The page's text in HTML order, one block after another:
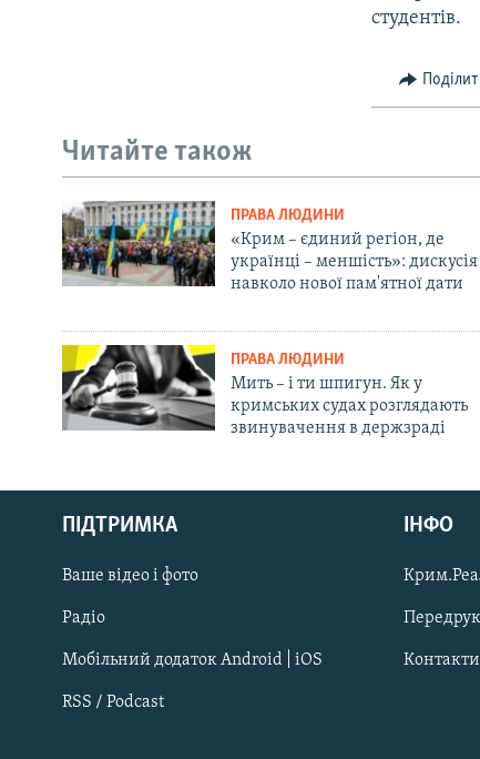
Русский
Qırımtatar
ДОЛУЧАЙСЯ!
студентів.
Читайте також
ПРАВА ЛЮДИНИ
«Крим – єдиний регіон, де
українці – меншість»: дискусія
навколо нової пам'ятної дати
ПРАВА ЛЮДИНИ
Мить – і ти шпигун. Як у
кримських судах розглядають
звинувачення в держзраді
ПІДТРИМКА
Ваше відео і фото
Радіо
Мобільний додаток Android | iOS
RSS / Podcast
ІНФО
Передрук
Контакти